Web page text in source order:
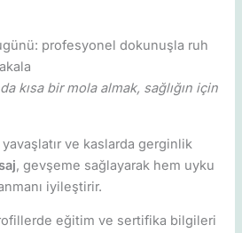
profesyonel dokunuşla ruh
kısa bir mola almak, sağlığın için
ve kaslarda gerginlik
, gevşeme sağlayarak hem uyku
iyileştirir.
eğitim ve sertifika bilgileri